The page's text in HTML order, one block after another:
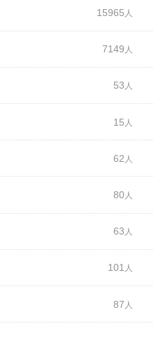
15965
7149
53
15
62
80
63
101
87